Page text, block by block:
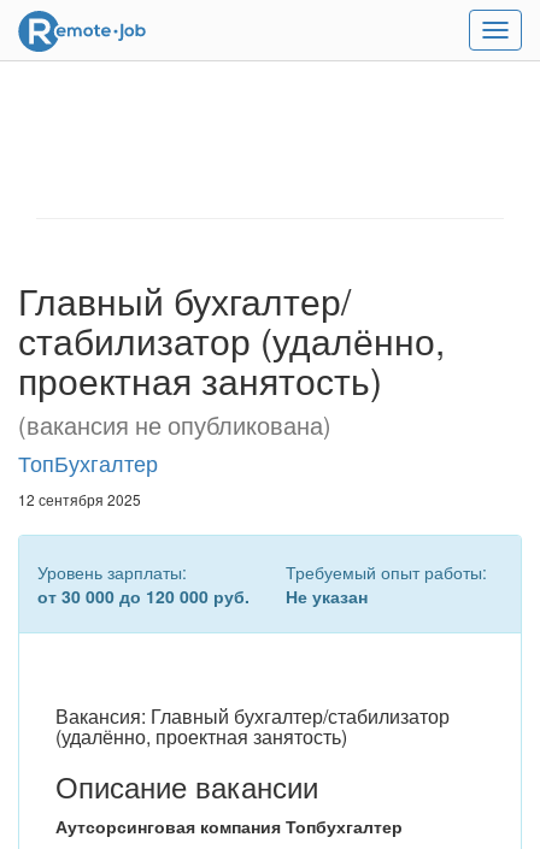
Меню
Главный бухгалтер/
стабилизатор (удалённо,
проектная занятость)
(вакансия не опубликована)
ТопБухгалтер
12 сентября 2025
Уровень зарплаты:
от 30 000 до 120 000 руб.
Требуемый опыт работы:
Не указан
Вакансия: Главный бухгалтер/стабилизатор
(удалённо, проектная занятость)
Описание вакансии
Аутсорсинговая компания Топбухгалтер